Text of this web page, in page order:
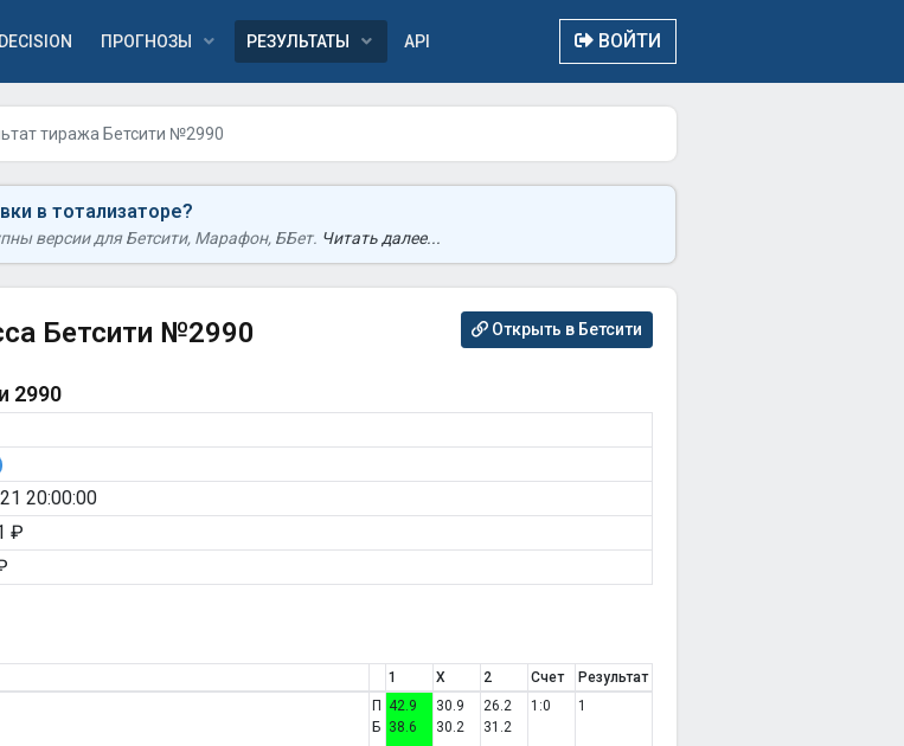
ПРОГНОЗЫ РЕЗУЛЬТАТЫ API ВОЙТИ
тиража Бетсити №2990
в тотализаторе?
версии для Бетсити, Марафон, ББет. Читать далее...
Бетсити №2990 Открыть в Бетсити
2990
20:00:00
₽
1 X 2 Счет
Результат
П
Б
42.9
38.6
30.9
30.2
26.2
31.2
1:0 1